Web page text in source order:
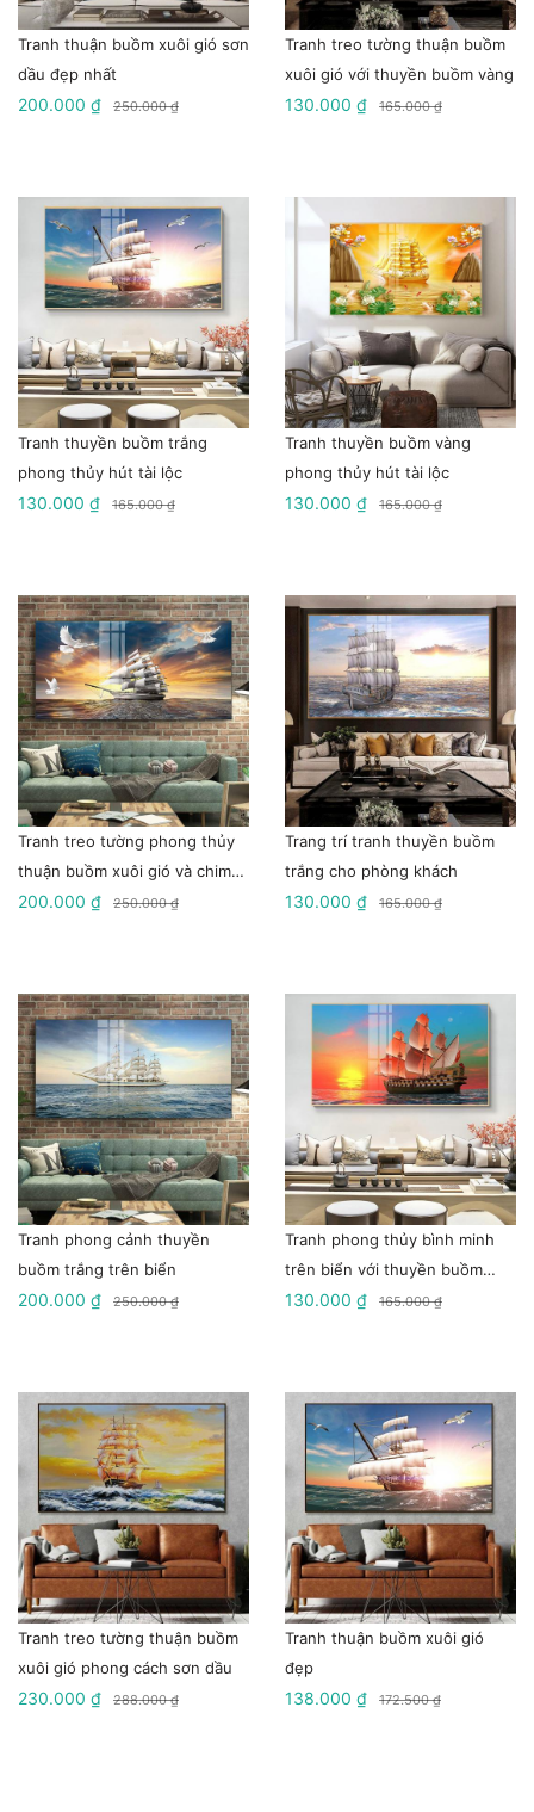
Tranh thuận buồm xuôi gió sơn
dầu đẹp nhất
200.000 ₫ 250.000 ₫
Tranh treo tường thuận buồm
xuôi gió với thuyền buồm vàng
130.000 ₫ 165.000 ₫
Tranh thuyền buồm trắng
phong thủy hút tài lộc
130.000 ₫ 165.000 ₫
Tranh thuyền buồm vàng
phong thủy hút tài lộc
130.000 ₫ 165.000 ₫
Tranh treo tường phong thủy
thuận buồm xuôi gió và chim
bồ câu
200.000 ₫ 250.000 ₫
Trang trí tranh thuyền buồm
trắng cho phòng khách
130.000 ₫ 165.000 ₫
Tranh phong cảnh thuyền
buồm trắng trên biển
200.000 ₫ 250.000 ₫
Tranh phong thủy bình minh
trên biển với thuyền buồm
trắng
130.000 ₫ 165.000 ₫
Tranh treo tường thuận buồm
xuôi gió phong cách sơn dầu
230.000 ₫ 288.000 ₫
Tranh thuận buồm xuôi gió
đẹp
138.000 ₫ 172.500 ₫